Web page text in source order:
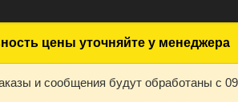
цены уточняйте у менеджера
и сообщения будут обработаны с